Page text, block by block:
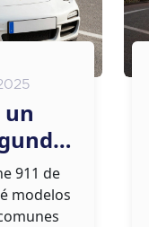
un
911 de
modelos